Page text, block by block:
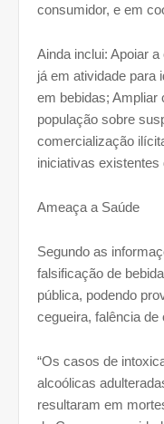
consumidor, e em
Ainda inclui: Apoiar
já em atividade para
em bebidas;
população sobre
comercialização
iniciativas existentes
Ameaça a Saúde
Segundo as
falsificação de
pública, podendo
cegueira, falência de
“Os casos de
alcoólicas
resultaram em